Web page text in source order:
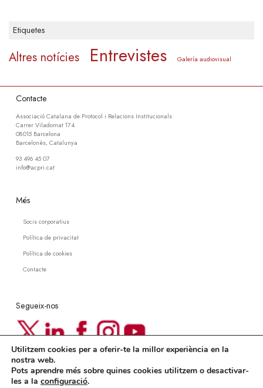
Etiquetes
Altres notícies Entrevistes Galería audiovisual
Contacte
Associació Catalana de Protocol i Relacions Institucionals
Carrer Viladomat 174
08015 Barcelona
Barcelonès, Catalunya
93 496 45 07
info@acpri.cat
Més
Socis corporatius
Política de privacitat
Política de cookies
Contacte
Segueix-nos
Newsletter ACPRI
Subscriu-te a la nostra newsletter
Utilitzem cookies per a oferir-te la millor experiència en la
nostra web.
Pots aprendre més sobre quines cookies utilitzem o desactivar-
les a la configuració.